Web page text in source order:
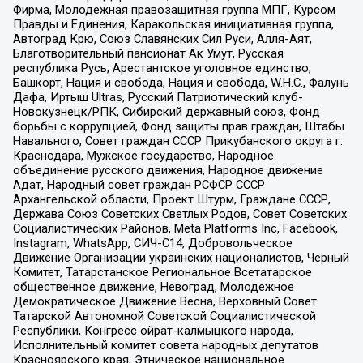
Фирма, Молодежная правозащитная группа МПГ, Курсом
Правды и Единения, Каракольская инициативная группа,
Автоград Крю, Союз Славянских Сил Руси, Алля-Аят,
Благотворительный пансионат Ак Умут, Русская
республика Русь, Арестантское уголовное единство,
Башкорт, Нация и свобода, Нация и свобода, W.H.С., Фалунь
Дафа, Иртыш Ultras, Русский Патриотический клуб-
Новокузнецк/РПК, Сибирский державный союз, Фонд
борьбы с коррупцией, Фонд защиты прав граждан, Штабы
Навального, Совет граждан СССР Прикубанского округа г.
Краснодара, Мужское государство, Народное
объединение русского движения, Народное движение
Адат, Народный совет граждан РСФСР СССР
Архангельской области, Проект Штурм, Граждане СССР,
Держава Союз Советских Светлых Родов, Совет Советских
Социалистических Районов, Meta Platforms Inc, Facebook,
Instagram, WhatsApp, СИЧ-С14, Добровольческое
Движение Организации украинских националистов, Черный
Комитет, Татарстанское Региональное Всетатарское
общественное движение, Невоград, Молодежное
Демократическое Движение Весна, Верховный Совет
Татарской Автономной Советской Социалистической
Республики, Конгресс ойрат-калмыцкого народа,
Исполнительный комитет совета народных депутатов
Красноярского края, Этническое национальное